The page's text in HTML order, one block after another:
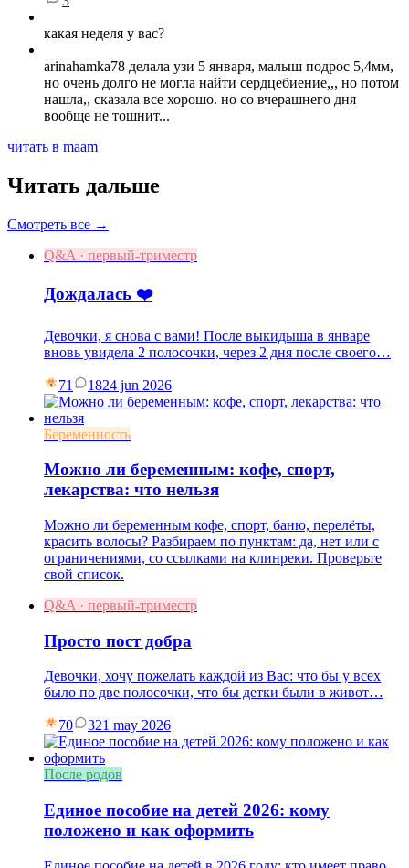
какая неделя у вас?
arinahamka78 делала узи 5 января, малыш подрос 5,4мм,
но очень долго не могла найти сердцебиение,,, но потом
нашла,, сказала все хорошо. но со вчерашнего дня
вообще не тошнит...
читать в maam
Читать дальше
Смотреть все →
Q&A · первый-триместр
Дождалась ❤️
Девочки, я снова с вами! После выкидыша в январе
вновь увидела 2 полосочки, через 2 дня после своего…
71 1824 jun 2026
Беременность
Можно ли беременным: кофе, спорт,
лекарства: что нельзя
Можно ли беременным кофе, спорт, баню, перелёты,
красить волосы? Разбираем по пунктам: да, нет или с
ограничениями, со ссылками на клинреки. Проверьте
свой список.
Q&A · первый-триместр
Просто пост добра
Девочки, хочу пожелать каждой из Вас: что бы у всех
было по две полосочки, что бы детки были в живот…
70 321 may 2026
После родов
Единое пособие на детей 2026: кому
положено и как оформить